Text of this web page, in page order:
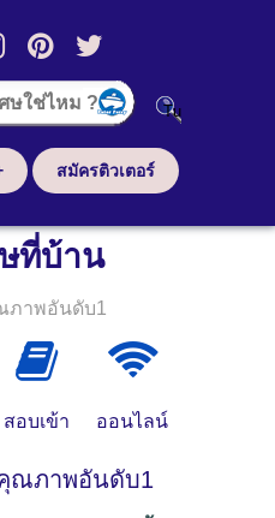
สมัครติวเตอร์
ที่บ้าน
ภาพอันดับ1
สอบเข้า ออนไลน์
ณภาพอันดับ1